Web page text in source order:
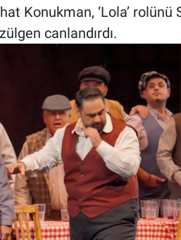
Konukman, ‘Lola’
canlandırdı.